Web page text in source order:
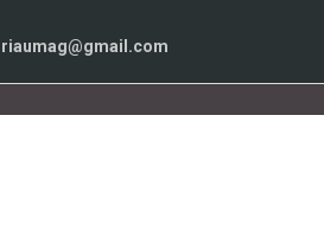
riaumag@gmail.com